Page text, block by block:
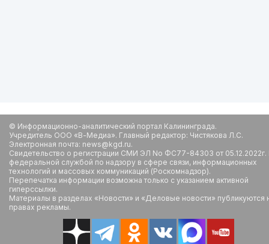
© Информационно-аналитический портал Калининграда.
Учредитель ООО «В-Медиа». Главный редактор: Чистякова Л.С.
Электронная почта: news@kgd.ru.
Свидетельство о регистрации СМИ ЭЛ No ФС77-84303 от
федеральной службой по надзору в сфере связи, информационных
технологий и массовых коммуникаций (Роскомнадзор).
Перепечатка информации возможна только с указанием активной
гиперссылки.
Материалы в разделах «Новости» и «Деловые новости» публикуются
правах рекламы.